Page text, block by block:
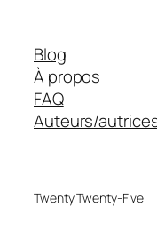
Blog
À propos
FAQ
Auteurs/
Twenty Twenty-Five